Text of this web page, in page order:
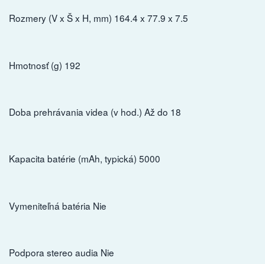
Rozmery (V x Š x H, mm) 164.4 x 77.9 x 7.5
Hmotnosť (g) 192
Doba prehrávania videa (v hod.) Až do 18
Kapacita batérie (mAh, typická) 5000
Vymeniteľná batéria Nie
Podpora stereo audia Nie